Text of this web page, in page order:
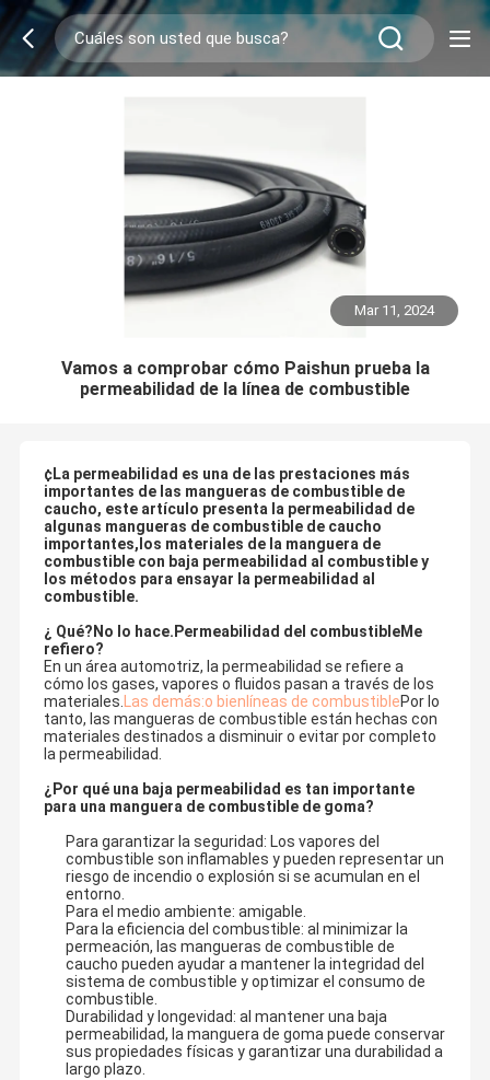
Mar 11, 2024
Vamos a comprobar cómo Paishun prueba la
permeabilidad de la línea de combustible
¢La permeabilidad es una de las prestaciones más
importantes de las mangueras de combustible de
caucho, este artículo presenta la permeabilidad de
algunas mangueras de combustible de caucho
importantes,los materiales de la manguera de
combustible con baja permeabilidad al combustible y
los métodos para ensayar la permeabilidad al
combustible.
¿ Qué? No lo hace. Permeabilidad del combustibleMe
refiero?
En un área automotriz, la permeabilidad se refiere a
cómo los gases, vapores o fluidos pasan a través de los
materiales.Las demás:o bien líneas de combustiblePor lo
tanto, las mangueras de combustible están hechas con
materiales destinados a disminuir o evitar por completo
la permeabilidad.
¿Por qué una baja permeabilidad es tan importante
para una manguera de combustible de goma?
Para garantizar la seguridad: Los vapores del
combustible son inflamables y pueden representar un
riesgo de incendio o explosión si se acumulan en el
entorno.
Para el medio ambiente: amigable.
Para la eficiencia del combustible: al minimizar la
permeación, las mangueras de combustible de
caucho pueden ayudar a mantener la integridad del
sistema de combustible y optimizar el consumo de
combustible.
Durabilidad y longevidad: al mantener una baja
permeabilidad, la manguera de goma puede conservar
sus propiedades físicas y garantizar una durabilidad a
largo plazo.